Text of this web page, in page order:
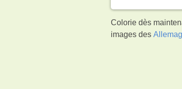
Colorie dès
images des